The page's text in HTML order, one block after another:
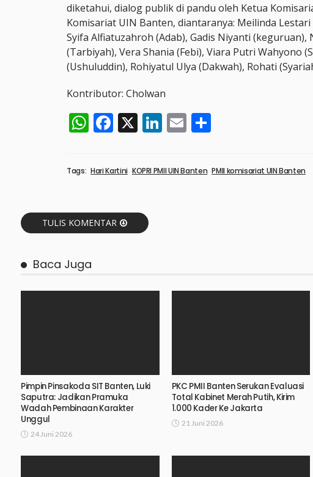
diketahui, dialog publik di pandu oleh Ketua
Komisariat UIN Banten, diantaranya: Meilinda Lestari
Syifa Alfiatuzahroh (Adab), Gadis Niyanti (keguruan),
(Tarbiyah), Vera Shania (Febi), Viara Putri Wahyono
(Ushuluddin), Rohiyatul Ulya (Dakwah), Rohati
Kontributor: Cholwan
WhatsApp
Facebook
X LinkedIn
Email
Tags: Hari Kartini KOPRI PMII UIN Banten PMII komisariat UIN Banten
TULIS KOMENTAR
Baca Juga
Pimpin Pinsakoda SIT Banten, Luki
Saputra: Jadikan Pramuka
Wadah Pembinaan Karakter
Unggul
24 Juni 2026
PKC PMII Banten Serukan Evaluasi
Total Kabinet Merah Putih, Kirim
1.000 Kader Ke Jakarta
21 Juni 2026